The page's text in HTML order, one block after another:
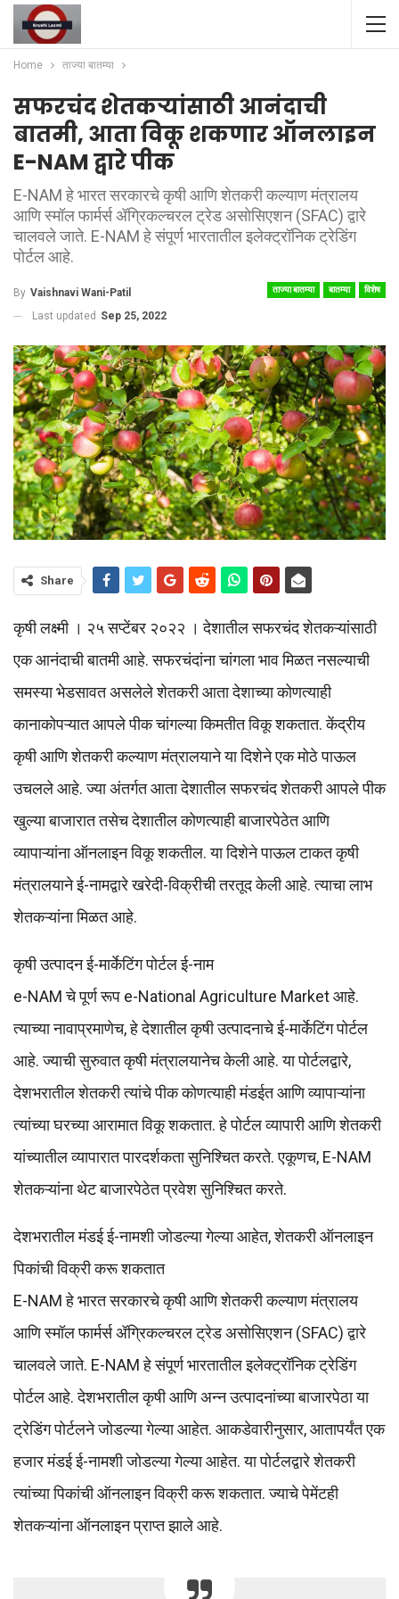
Home ताज्या बातम्या
सफरचंद शेतकऱ्यांसाठी आनंदाची
बातमी, आता विकू शकणार ऑनलाइन
E-NAM द्वारे पीक
E-NAM हे भारत सरकारचे कृषी आणि शेतकरी कल्याण मंत्रालय
आणि स्मॉल फार्मर्स ॲग्रिकल्चरल ट्रेड असोसिएशन (SFAC) द्वारे
चालवले जाते. E-NAM हे संपूर्ण भारतातील इलेक्ट्रॉनिक ट्रेडिंग
पोर्टल आहे.
ताज्या बातम्या बातम्या विशेष
By Vaishnavi Wani-Patil
Last updated Sep 25, 2022
Share
कृषी लक्ष्मी । २५ सप्टेंबर २०२२ । देशातील सफरचंद शेतकऱ्यांसाठी
एक आनंदाची बातमी आहे. सफरचंदांना चांगला भाव मिळत नसल्याची
समस्या भेडसावत असलेले शेतकरी आता देशाच्या कोणत्याही
कानाकोपऱ्यात आपले पीक चांगल्या किमतीत विकू शकतात. केंद्रीय
कृषी आणि शेतकरी कल्याण मंत्रालयाने या दिशेने एक मोठे पाऊल
उचलले आहे. ज्या अंतर्गत आता देशातील सफरचंद शेतकरी आपले पीक
खुल्या बाजारात तसेच देशातील कोणत्याही बाजारपेठेत आणि
व्यापाऱ्यांना ऑनलाइन विकू शकतील. या दिशेने पाऊल टाकत कृषी
मंत्रालयाने ई-नामद्वारे खरेदी-विक्रीची तरतूद केली आहे. त्याचा लाभ
शेतकऱ्यांना मिळत आहे.
कृषी उत्पादन ई-मार्केटिंग पोर्टल ई-नाम
e-NAM चे पूर्ण रूप e-National Agriculture Market आहे.
त्याच्या नावाप्रमाणेच, हे देशातील कृषी उत्पादनाचे ई-मार्केटिंग पोर्टल
आहे. ज्याची सुरुवात कृषी मंत्रालयानेच केली आहे. या पोर्टलद्वारे,
देशभरातील शेतकरी त्यांचे पीक कोणत्याही मंडईत आणि व्यापाऱ्यांना
त्यांच्या घरच्या आरामात विकू शकतात. हे पोर्टल व्यापारी आणि शेतकरी
यांच्यातील व्यापारात पारदर्शकता सुनिश्चित करते. एकूणच, E-NAM
शेतकऱ्यांना थेट बाजारपेठेत प्रवेश सुनिश्चित करते.
देशभरातील मंडई ई-नामशी जोडल्या गेल्या आहेत, शेतकरी ऑनलाइन
पिकांची विक्री करू शकतात
E-NAM हे भारत सरकारचे कृषी आणि शेतकरी कल्याण मंत्रालय
आणि स्मॉल फार्मर्स ॲग्रिकल्चरल ट्रेड असोसिएशन (SFAC) द्वारे
चालवले जाते. E-NAM हे संपूर्ण भारतातील इलेक्ट्रॉनिक ट्रेडिंग
पोर्टल आहे. देशभरातील कृषी आणि अन्न उत्पादनांच्या बाजारपेठा या
ट्रेडिंग पोर्टलने जोडल्या गेल्या आहेत. आकडेवारीनुसार, आतापर्यंत एक
हजार मंडई ई-नामशी जोडल्या गेल्या आहेत. या पोर्टलद्वारे शेतकरी
त्यांच्या पिकांची ऑनलाइन विक्री करू शकतात. ज्याचे पेमेंटही
शेतकऱ्यांना ऑनलाइन प्राप्त झाले आहे.